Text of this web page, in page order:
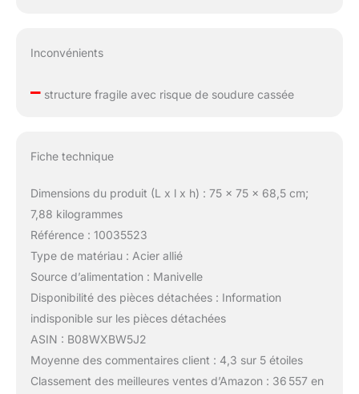
Inconvénients
–structure fragile avec risque de soudure cassée
Fiche technique
Dimensions du produit (L x l x h) : 75 x 75 x 68,5 cm;
7,88 kilogrammes
Référence : 10035523
Type de matériau : Acier allié
Source d’alimentation : Manivelle
Disponibilité des pièces détachées : Information
indisponible sur les pièces détachées
ASIN : B08WXBW5J2
Moyenne des commentaires client : 4,3 sur 5 étoiles
Classement des meilleures ventes d’Amazon : 36 557 en